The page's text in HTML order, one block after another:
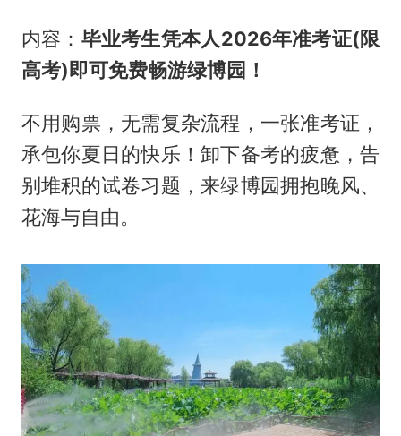
内容： 毕业考生凭本人2026年准考证(限
高考)即可免费畅游绿博园！
不用购票，无需复杂流程，一张准考证，
承包你夏日的快乐！卸下备考的疲惫，告
别堆积的试卷习题，来绿博园拥抱晚风、
花海与自由。